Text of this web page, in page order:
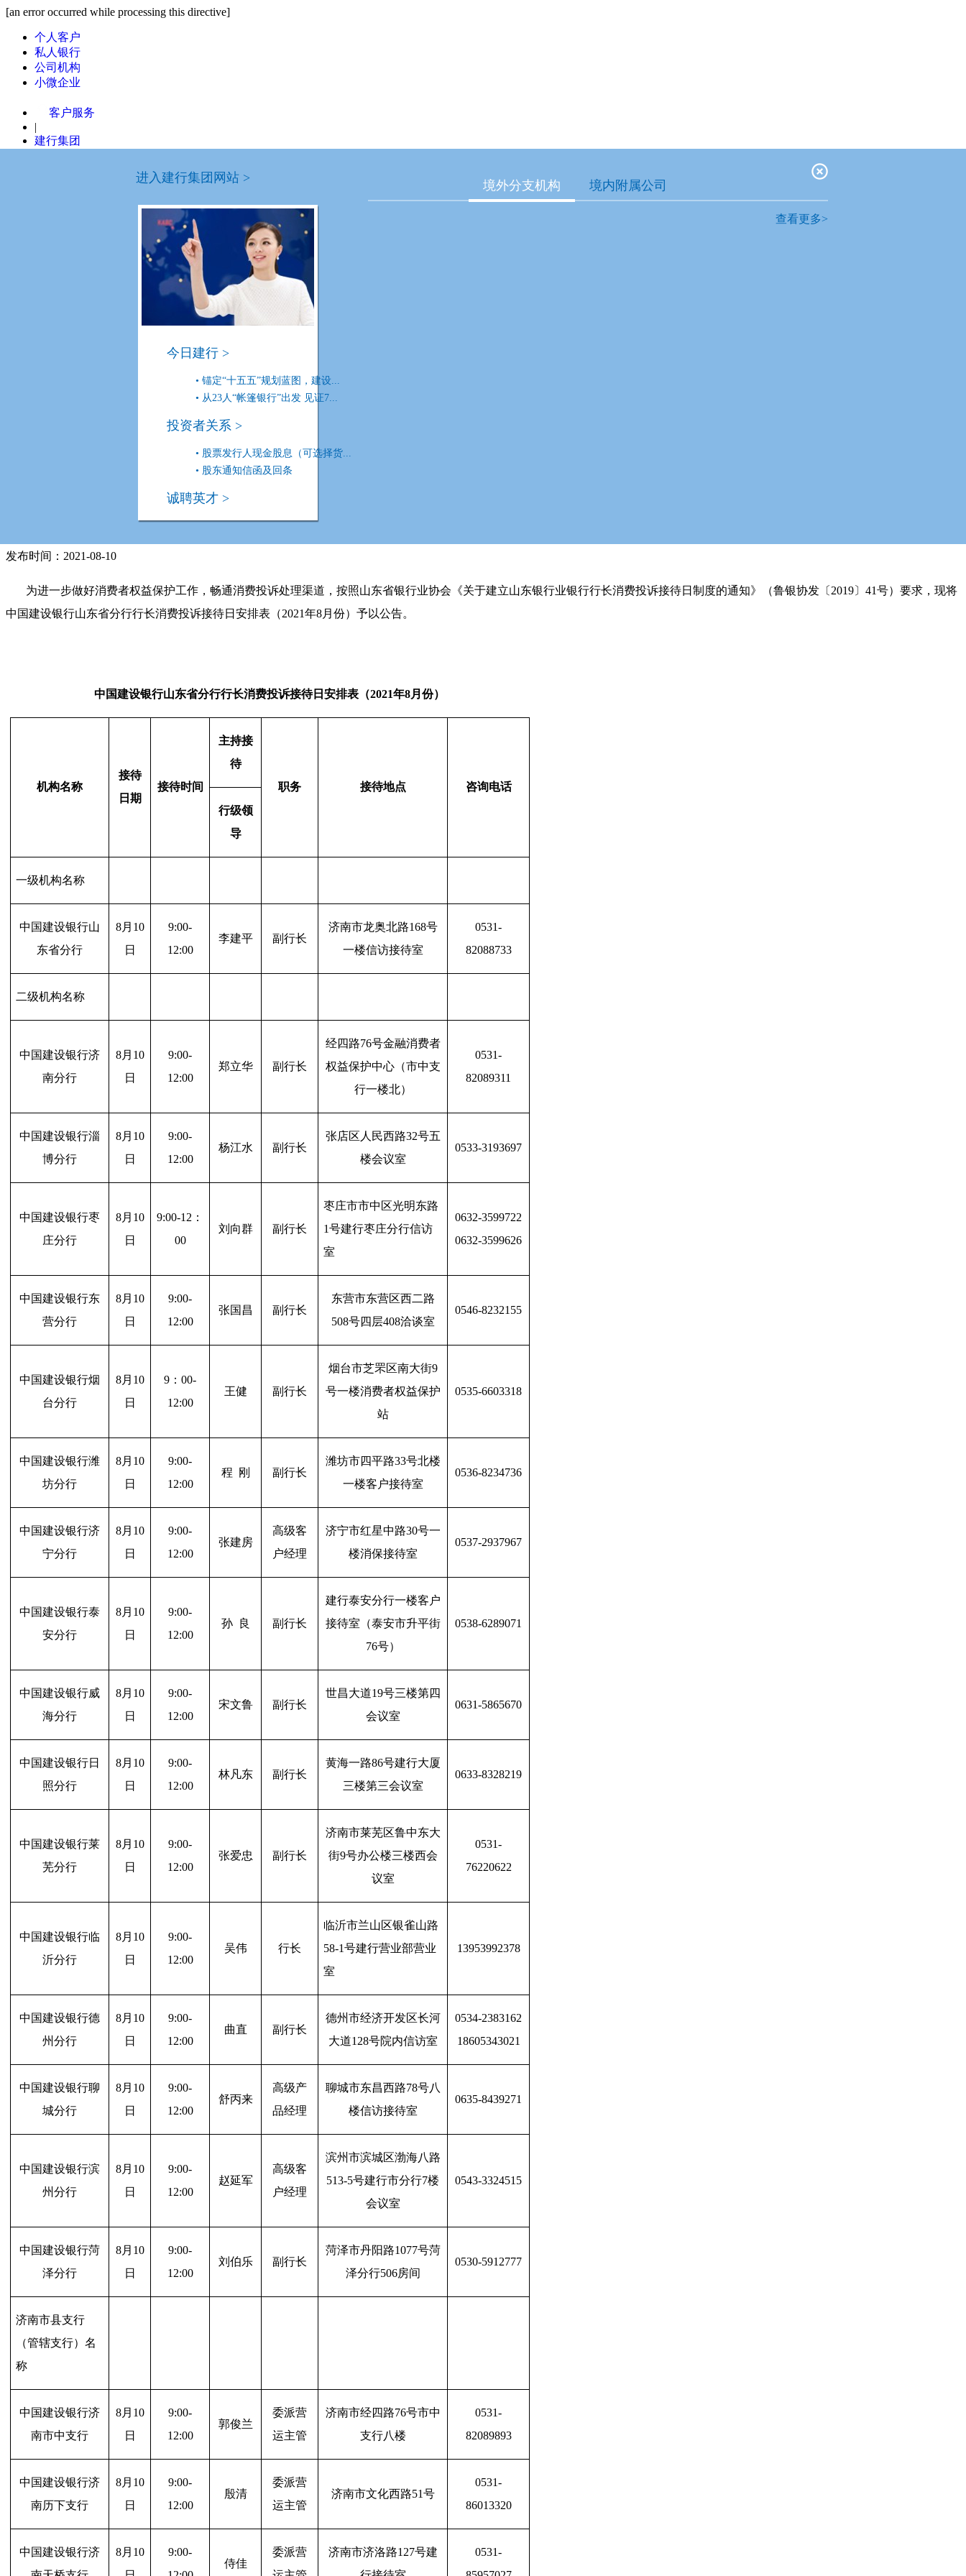
[an error occurred while processing this directive]
个人客户
私人银行
公司机构
小微企业
客户服务
|
建行集团
境外分支机构 境内附属公司
进入建行集团网站 >
今日建行 >
• 锚定“十五五”规划蓝图，建设...
• 从23人“帐篷银行”出发 见证7...
投资者关系 >
• 股票发行人现金股息（可选择货...
• 股东通知信函及回条
诚聘英才 >
查看更多>
列表模式
ABCDF
安徽省分行
北京市分行 重庆市分行
G
广东省分行
广西区分行 贵州省分行
H
河南省分行
河北省分行黑龙江省分行
JL
辽宁省分行
江苏省分行
NQ
S
山东省分行
TXYZ
天津市分行厦门市分行新疆区分行
[an error occurred while processing this directive]
[an error occurred while processing this directive]>[an error occurred while processing this directive]
发布时间：2021-08-10
为进一步做好消费者权益保护工作，畅通消费投诉处理渠道，按照山东省银行业协会《关于建立山东银行业银行行长消费投诉接待日制度的通知》（鲁银协发〔2019〕41号）要求，现将
中国建设银行山东省分行行长消费投诉接待日安排表（2021年8月份）予以公告。
中国建设银行山东省分行行长消费投诉接待日安排表（2021年8月份）
机构名称
接待
日期
接待时间
主持接
待
职务
接待地点
咨询电话
行级领
导
一级机构名称
中国建设银行山
东省分行
8月10
日
9:00-
12:00
李建平 副行长
济南市龙奥北路168号
一楼信访接待室
0531-
82088733
二级机构名称
中国建设银行济
南分行
8月10
日
9:00-
12:00
郑立华 副行长
经四路76号金融消费者
权益保护中心（市中支
行一楼北）
0531-
82089311
中国建设银行淄
博分行
8月10
日
9:00-
12:00
杨江水 副行长
张店区人民西路32号五
楼会议室
0533-3193697
中国建设银行枣
庄分行
8月10
日
9:00-12 ：
00
刘向群 副行长
枣庄市市中区光明东路
1号建行枣庄分行信访
室
0632-3599722
0632-3599626
中国建设银行东
营分行
8月10
日
9:00-
12:00
张国昌 副行长
东营市东营区西二路
508号四层408洽谈室
0546-8232155
中国建设银行烟
台分行
8月10
日
9 ：00-
12:00
王健 副行长
烟台市芝罘区南大街9
号一楼消费者权益保护
站
0535-6603318
中国建设银行潍
坊分行
8月10
日
9:00-
12:00
程 刚 副行长
潍坊市四平路33号北楼
一楼客户接待室
0536-8234736
中国建设银行济
宁分行
8月10
日
9:00-
12:00
张建房
高级客
户经理
济宁市红星中路30号一
楼消保接待室
0537-2937967
中国建设银行泰
安分行
8月10
日
9:00-
12:00
孙 良 副行长
建行泰安分行一楼客户
接待室（泰安市升平街
76号）
0538-6289071
中国建设银行威
海分行
8月10
日
9:00-
12:00
宋文鲁 副行长
世昌大道19号三楼第四
会议室
0631-5865670
中国建设银行日
照分行
8月10
日
9:00-
12:00
林凡东 副行长
黄海一路86号建行大厦
三楼第三会议室
0633-8328219
中国建设银行莱
芜分行
8月10
日
9:00-
12:00
张爱忠 副行长
济南市莱芜区鲁中东大
街9号办公楼三楼西会
议室
0531-
76220622
中国建设银行临
沂分行
8月10
日
9:00-
12:00
吴伟 行长
临沂市兰山区银雀山路
58-1号建行营业部营业
室
13953992378
中国建设银行德
州分行
8月10
日
9:00-
12:00
曲直 副行长
德州市经济开发区长河
大道128号院内信访室
0534-2383162
18605343021
中国建设银行聊
城分行
8月10
日
9:00-
12:00
舒丙来
高级产
品经理
聊城市东昌西路78号八
楼信访接待室
0635-8439271
中国建设银行滨
州分行
8月10
日
9:00-
12:00
赵延军
高级客
户经理
滨州市滨城区渤海八路
513-5号建行市分行7楼
会议室
0543-3324515
中国建设银行菏
泽分行
8月10
日
9:00-
12:00
刘伯乐 副行长
菏泽市丹阳路1077号菏
泽分行506房间
0530-5912777
济南市县支行
（管辖支行）名
称
中国建设银行济
南市中支行
8月10
日
9:00-
12:00
郭俊兰
委派营
运主管
济南市经四路76号市中
支行八楼
0531-
82089893
中国建设银行济
南历下支行
8月10
日
9:00-
12:00
殷清
委派营
运主管
济南市文化西路51号
0531-
86013320
中国建设银行济
8月10
9:00-
侍佳
委派营
济南市济洛路127号建
0531-